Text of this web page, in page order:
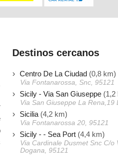
Destinos cercanos
Centro De La Ciudad (0,8 km)
Via Fontanarossa, Snc, 95121
Sicily - Via San Giuseppe (1,2
Via San Giuseppe La Rena,19
Sicilia (4,2 km)
Via Fontanarossa 20, 95121
Sicily - - Sea Port (4,4 km)
Via Cardinale Dusmet Snc C/o
Dogana, 95121